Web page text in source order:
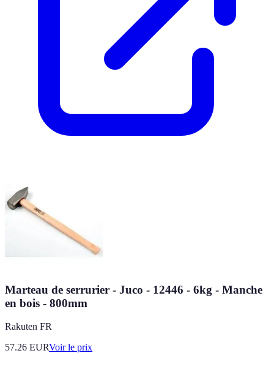
Marteau de serrurier - Juco - 12446 - 6kg - Manche
en bois - 800mm
Rakuten FR
57.26 EURVoir le prix